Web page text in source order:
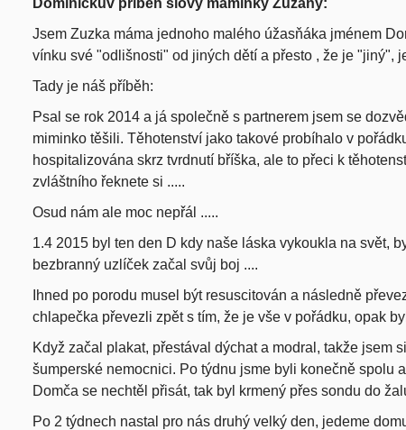
Dominičkův příběh slovy maminky Zuzany:
Jsem Zuzka máma jednoho malého úžasňáka jménem
vínku své "odlišnosti" od jiných dětí a přesto , že je "jiný",
Tady je náš příběh:
Psal se rok 2014 a já společně s partnerem jsem se
miminko těšili. Těhotenství jako takové probíhalo v
hospitalizována skrz tvrdnutí bříška, ale to přeci k
zvláštního řeknete si .....
Osud nám ale moc nepřál .....
1.4 2015 byl ten den D kdy naše láska vykoukla na svět,
bezbranný uzlíček začal svůj boj ....
hned po porodu musel být resuscitován a následně
chlapečka převezli zpět s tím, že je vše v pořádku, opak
Když začal plakat, přestával dýchat a modral, takže jsem
šumperské nemocnici. Po týdnu jsme byli konečně spolu
Domča se nechtěl přisát, tak byl krmený přes sondu do
Po 2 týdnech nastal pro nás druhý velký den, jedeme